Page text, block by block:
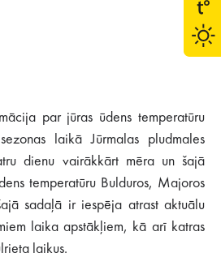
par jūras ūdens temperatūru
laikā Jūrmalas pludmales
dienu vairākkārt mēra un šajā
temperatūru Bulduros, Majoros
sadaļā ir iespēja atrast aktuālu
laika apstākļiem, kā arī katras
laikus.